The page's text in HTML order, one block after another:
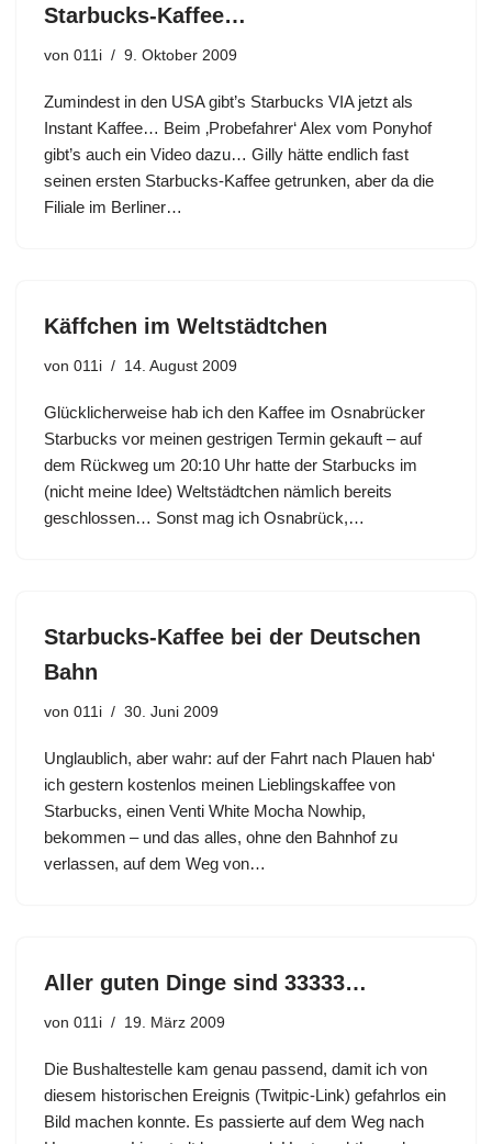
Starbucks-Kaffee…
von 011i 9. Oktober 2009
Zumindest in den USA gibt’s Starbucks VIA jetzt als
Instant Kaffee… Beim ‚Probefahrer‘ Alex vom Ponyhof
gibt’s auch ein Video dazu… Gilly hätte endlich fast
seinen ersten Starbucks-Kaffee getrunken, aber da die
Filiale im Berliner…
Käffchen im Weltstädtchen
von 011i 14. August 2009
Glücklicherweise hab ich den Kaffee im Osnabrücker
Starbucks vor meinen gestrigen Termin gekauft – auf
dem Rückweg um 20:10 Uhr hatte der Starbucks im
(nicht meine Idee) Weltstädtchen nämlich bereits
geschlossen… Sonst mag ich Osnabrück,…
Starbucks-Kaffee bei der Deutschen
Bahn
von 011i 30. Juni 2009
Unglaublich, aber wahr: auf der Fahrt nach Plauen hab‘
ich gestern kostenlos meinen Lieblingskaffee von
Starbucks, einen Venti White Mocha Nowhip,
bekommen – und das alles, ohne den Bahnhof zu
verlassen, auf dem Weg von…
Aller guten Dinge sind 33333…
von 011i 19. März 2009
Die Bushaltestelle kam genau passend, damit ich von
diesem historischen Ereignis (Twitpic-Link) gefahrlos ein
Bild machen konnte. Es passierte auf dem Weg nach